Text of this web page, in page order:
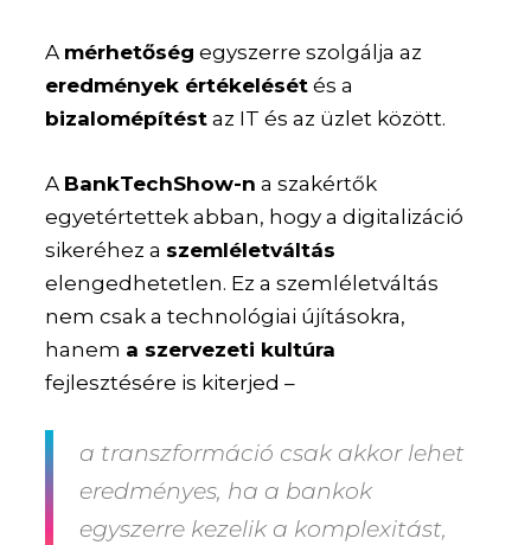
A mérhetőség egyszerre szolgálja az
eredmények értékelését és a
bizalomépítést az IT és az üzlet között.
A BankTechShow-n a szakértők
egyetértettek abban, hogy a digitalizáció
sikeréhez a szemléletváltás
elengedhetetlen. Ez a szemléletváltás
nem csak a technológiai újításokra,
hanem a szervezeti kultúra
fejlesztésére is kiterjed –
a transzformáció csak akkor lehet
eredményes, ha a bankok
egyszerre kezelik a komplexitást,